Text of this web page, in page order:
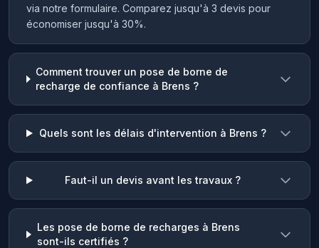
via notre formulaire. Comparez jusqu'à 3 devis pour
économiser jusqu'à 30%.
Comment trouver un pose de borne de
recharge de confiance à Brens ?
Quels sont les délais d'intervention à Brens ?
Faut-il un devis avant les travaux ?
Les pose de borne de recharges à Brens
sont-ils certifiés ?